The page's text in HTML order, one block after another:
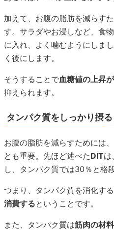
加えて、お腹の脂肪を減らす
す。サラダやお浸しなど、食
に入れ、よく噛むようにしま
く後にします。
そうすることで血糖値の上昇
抑えられます。
タンパク質をしっかり摂る
お腹の脂肪を減らすためには、
とも重要。先ほど述べたDITは
し、タンパク質では30％と格
つまり、タンパク質を消化す
消費するということです。
また、タンパク質は筋肉の材料